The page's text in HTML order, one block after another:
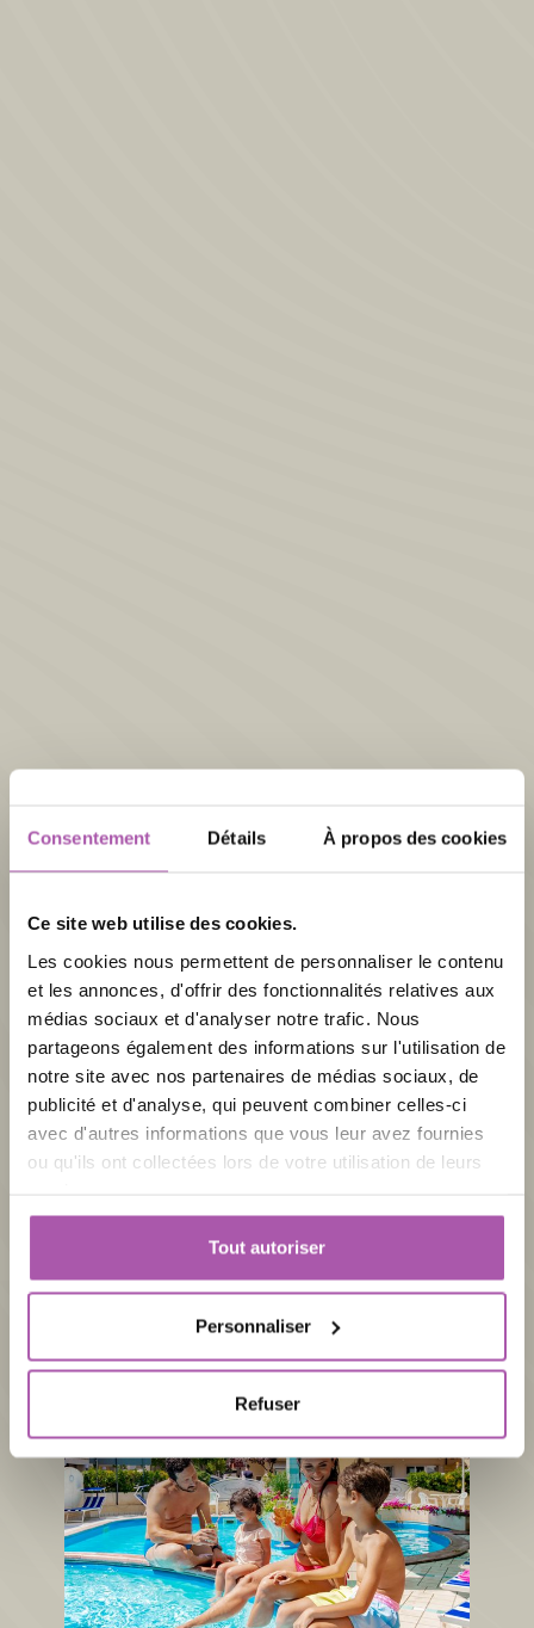
Consentement Détails À propos des cookies
Ce site web utilise des cookies.
Les cookies nous permettent de personnaliser le contenu
et les annonces, d'offrir des fonctionnalités relatives aux
médias sociaux et d'analyser notre trafic. Nous
partageons également des informations sur l'utilisation de
notre site avec nos partenaires de médias sociaux, de
publicité et d'analyse, qui peuvent combiner celles-ci
avec d'autres informations que vous leur avez fournies
ou qu'ils ont collectées lors de votre utilisation de leurs
Tout autoriser
Personnaliser
Refuser
Offres spéciales
Offres à ne pas manquer